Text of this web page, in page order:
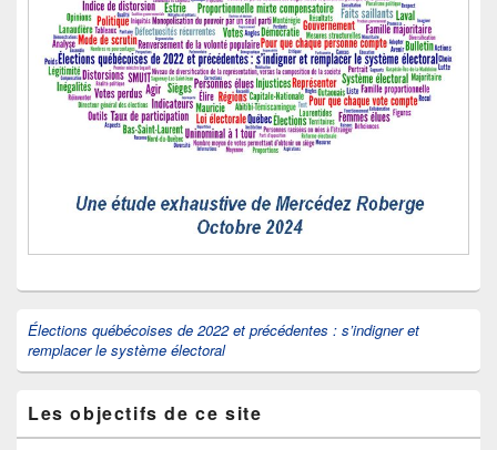
Élections québécoises de 2022 et précédentes : s’indigner et
remplacer le système électoral
Les objectifs de ce site